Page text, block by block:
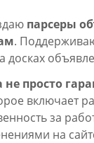
парсеры
.
просто
включает
за
на